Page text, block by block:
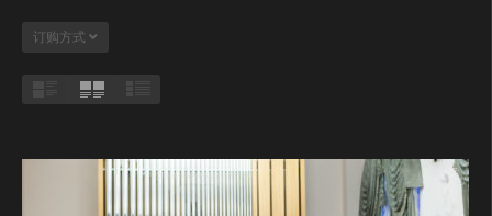
订购方式